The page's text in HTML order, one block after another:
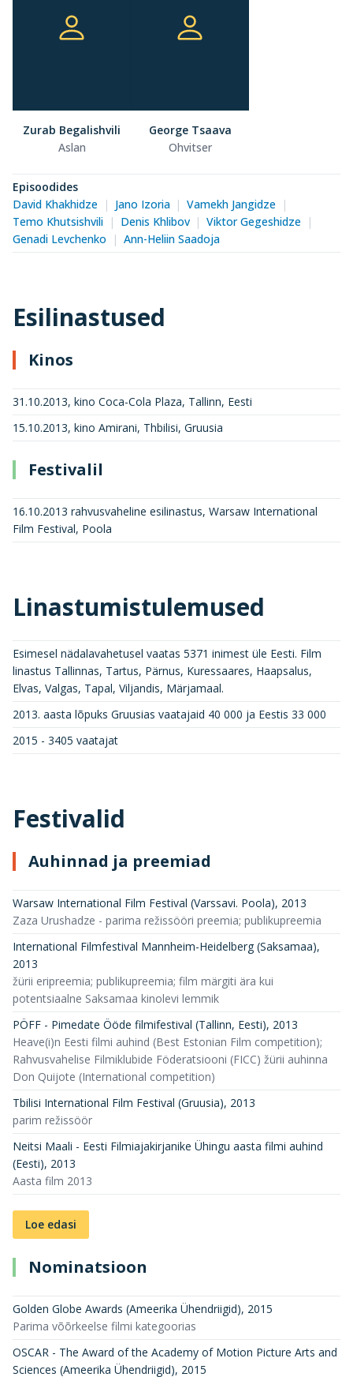
Zurab Begalishvili
Aslan
George Tsaava
Ohvitser
Episoodides
David Khakhidze
Jano Izoria
Vamekh Jangidze
Temo Khutsishvili
Denis Khlibov
Viktor Gegeshidze
Genadi Levchenko
Ann-Heliin Saadoja
Esilinastused
Kinos
31.10.2013, kino Coca-Cola Plaza, Tallinn, Eesti
15.10.2013, kino Amirani, Thbilisi, Gruusia
Festivalil
16.10.2013 rahvusvaheline esilinastus, Warsaw International
Film Festival, Poola
Linastumistulemused
Esimesel nädalavahetusel vaatas 5371 inimest üle Eesti. Film
linastus Tallinnas, Tartus, Pärnus, Kuressaares, Haapsalus,
Elvas, Valgas, Tapal, Viljandis, Märjamaal.
2013. aasta lõpuks Gruusias vaatajaid 40 000 ja Eestis 33 000
2015 - 3405 vaatajat
Festivalid
Auhinnad ja preemiad
Warsaw International Film Festival (Varssavi. Poola), 2013
Zaza Urushadze - parima režissööri preemia; publikupreemia
International Filmfestival Mannheim-Heidelberg (Saksamaa),
2013
žürii eripreemia; publikupreemia; film märgiti ära kui
potentsiaalne Saksamaa kinolevi lemmik
PÖFF - Pimedate Ööde filmifestival (Tallinn, Eesti), 2013
Heave(i)n Eesti filmi auhind (Best Estonian Film competition);
Rahvusvahelise Filmiklubide Föderatsiooni (FICC) žürii auhinna
Don Quijote (International competition)
Tbilisi International Film Festival (Gruusia), 2013
parim režissöör
Neitsi Maali - Eesti Filmiajakirjanike Ühingu aasta filmi auhind
(Eesti), 2013
Aasta film 2013
Loe edasi
Nominatsioon
Golden Globe Awards (Ameerika Ühendriigid), 2015
Parima võõrkeelse filmi kategoorias
OSCAR - The Award of the Academy of Motion Picture Arts and
Sciences (Ameerika Ühendriigid), 2015